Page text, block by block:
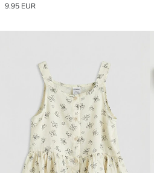
9.95 EUR